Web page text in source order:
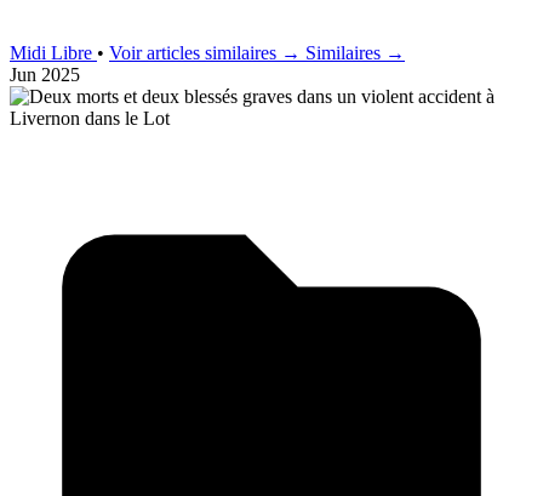
Midi Libre • Voir articles similaires → Similaires →
Jun 2025